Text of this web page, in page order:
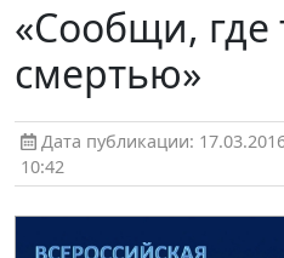
«Сообщи, где
смертью»
Дата публикации:
10:42